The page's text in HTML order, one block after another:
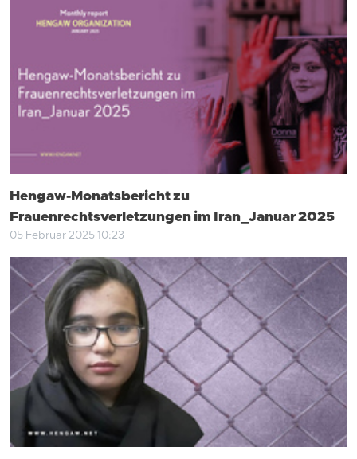
Hengaw-Monatsbericht zu
Frauenrechtsverletzungen im Iran_Januar 2025
05 Februar 2025 10:23